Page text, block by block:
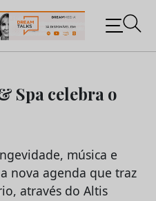
sobre os negócios do
Spa celebra o
música e
nova agenda que traz
através do Altis